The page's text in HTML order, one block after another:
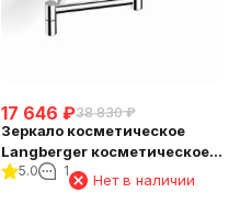
17 646 ₽38 830 ₽
Зеркало косметическое
Langberger косметическое
поворотное к стене 70485
5.0 1
Нет в наличии